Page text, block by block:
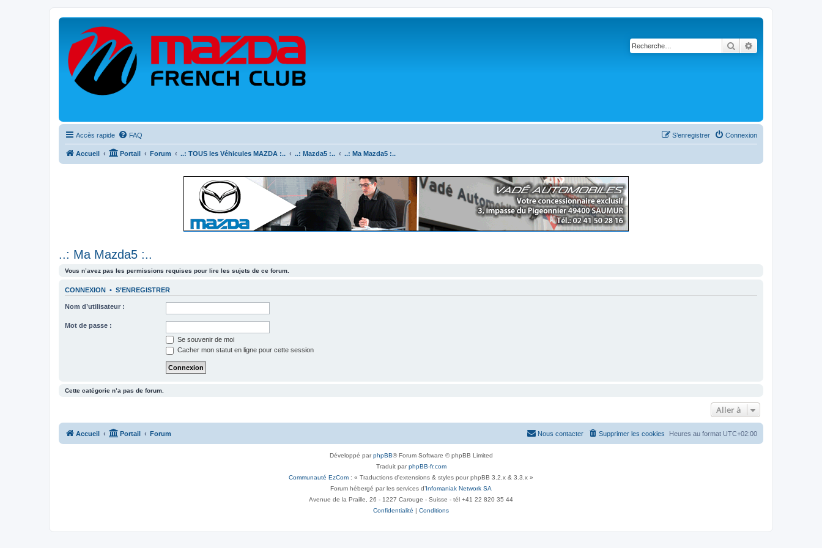
Rechercher
Accès rapide FAQ Connexion
S’enregistrer
Accueil Portail Forum ..: TOUS les Véhicules MAZDA :.. ..: Mazda5 :.. ..: Ma Mazda5 :..
..: Ma Mazda5 :..
Vous n’avez pas les permissions requises pour lire les sujets de ce forum.
CONNEXION • S’ENREGISTRER
Nom d’utilisateur :
Mot de passe :
Se souvenir de moi
Cacher mon statut en ligne pour cette session
Cette catégorie n’a pas de forum.
Aller à
Accueil Portail Forum Heures au format UTC+02:00
Supprimer les cookies
Nous contacter
Développé parphpBB® Forum Software © phpBB Limited
Traduit parphpBB-fr.com
Communauté EzCom : « Traductions d'extensions & styles pour phpBB 3.2.x & 3.3.x »
Forum hébergé par les services d’Infomaniak Network SA
Avenue de la Praille, 26 - 1227 Carouge - Suisse - tél +41 22 820 35 44
Confidentialité | Conditions